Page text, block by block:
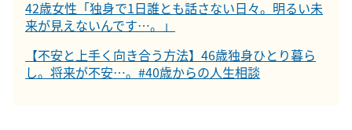
42歳女性「独身で1日誰とも話さない日々。明るい未
来が見えないんです…。」
【不安と上手く向き合う方法】46歳独身ひとり暮ら
し。将来が不安…。#40歳からの人生相談